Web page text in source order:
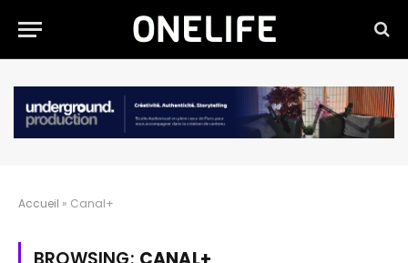
Accueil » Canal+